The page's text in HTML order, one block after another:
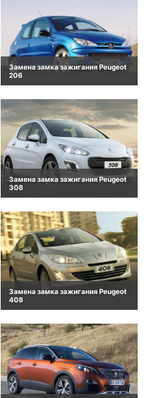
Замена замка зажигания Peugeot
206
Замена замка зажигания Peugeot
308
Замена замка зажигания Peugeot
408